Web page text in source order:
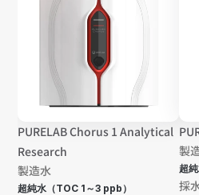
PURELAB Chorus 1 Analytical
Research
製造水
超純水（TOC 1～3 ppb）
製
超
採